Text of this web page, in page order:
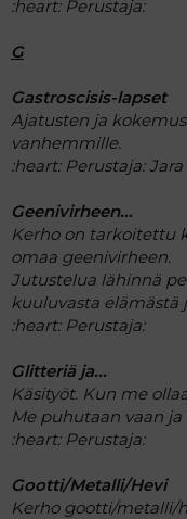
:heart: Perustaja:
G
Gastroscisis-lapset
Ajatusten ja
vanhemmille.
:heart: Perustaja: Jara
Geenivirheen...
Kerho on tarkoitettu
omaa geenivirheen.
Jutustelua lähinnä
kuuluvasta elämästä
:heart: Perustaja:
Glitteriä ja...
Käsityöt. Kun me
Me puhutaan vaan
:heart: Perustaja:
Gootti/Metalli/Hevi
Kerho gootti/metalli/